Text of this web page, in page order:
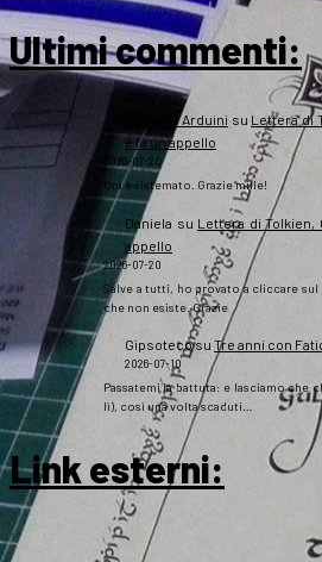
Ultimi commenti:
Roberto Arduini su Lettera di
e fa un appello
2026-07-20
Ora è sistemato. Grazie mille!
Daniela su Lettera di Tolkien,
appello
2026-07-20
Salve a tutti, ho provato a cliccare
che non esiste. Grazie
Gipsotecosu Tre anni con
2026-07-10
Passatemi la battuta: e lasciamo che
lì), così una volta scaduti…
Link esterni: